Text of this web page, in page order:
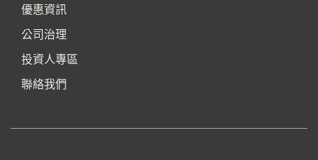
優惠資訊
公司治理
投資人專區
聯絡我們